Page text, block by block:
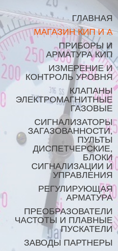
ГЛАВНАЯ
МАГАЗИН КИП И А
ПРИБОРЫ И
АРМАТУРА КИП
ИЗМЕРЕНИЕ И
КОНТРОЛЬ УРОВНЯ
КЛАПАНЫ
ЭЛЕКТРОМАГНИТНЫЕ
ГАЗОВЫЕ
СИГНАЛИЗАТОРЫ
ЗАГАЗОВАННОСТИ,
ПУЛЬТЫ
ДИСПЕТЧЕРСКИЕ,
БЛОКИ
СИГНАЛИЗАЦИИ И
УПРАВЛЕНИЯ
РЕГУЛИРУЮЩАЯ
АРМАТУРА
ПРЕОБРАЗОВАТЕЛИ
ЧАСТОТЫ И ПЛАВНЫЕ
ПУСКАТЕЛИ
ЗАВОДЫ ПАРТНЕРЫ